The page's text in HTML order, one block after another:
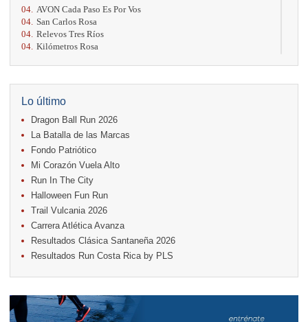
04. AVON Cada Paso Es Por Vos
04. San Carlos Rosa
04. Relevos Tres Ríos
04. Kilómetros Rosa
18. Casa Turire Trail Run
18.
Warriors Run Circuit
18. Samsung Jacó Beach Half Marathon 2026
25. KRun by Under Armour
25. Run Alajuela
31.
Halloween Fun Run
Noviembre
08. Lindora Run
15. Entre Pan y Rosas
Diciembre
06. Trail Vulcania 2026
12. Media Maratón Puntarenas 2026
Lo último
Dragon Ball Run 2026
La Batalla de las Marcas
Fondo Patriótico
Mi Corazón Vuela Alto
Run In The City
Halloween Fun Run
Trail Vulcania 2026
Carrera Atlética Avanza
Resultados Clásica Santaneña 2026
Resultados Run Costa Rica by PLS